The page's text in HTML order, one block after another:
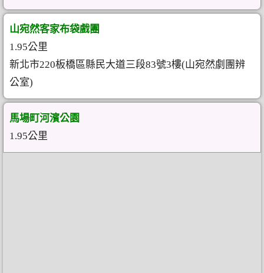
山宛然客家布袋戲團
1.95公里
新北市220板橋區縣民大道三段83號3樓(山宛然劇團辨
公室)
馬場町河濱公園
1.95公里